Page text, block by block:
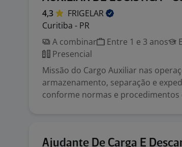
4,3
FRIGELAR
Curitiba - PR
A combinar
Entre 1 e 3 anos
Presencial
Missão do Cargo Auxiliar nas
armazenamento, separação e
conforme normas e procedimentos
Ajudante De Carga E